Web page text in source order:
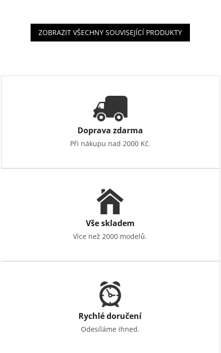
ZOBRAZIT VŠECHNY SOUVISEJÍCÍ PRODUKTY
Doprava zdarma
Při nákupu nad 2000 Kč.
Vše skladem
Více než 2000 modelů.
Rychlé doručení
Odesíláme ihned.